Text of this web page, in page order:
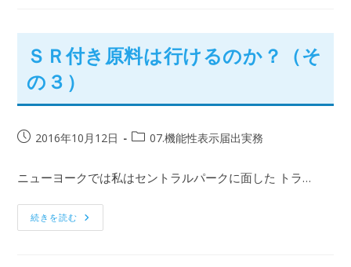
ＳＲ付き原料は行けるのか？（そ
の３）
2016年10月12日 07.機能性表示届出実務
ニューヨークでは私はセントラルパークに面した トラ…
続きを読む